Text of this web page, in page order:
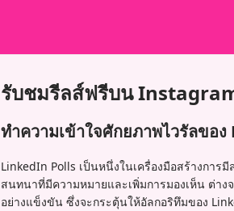
รับชมรีลส์ฟรีบน
ทำความเข้าใจศักยภาพไวรัลขอ
LinkedIn Polls เป็นหนึ่งในเครื่องมือสร้างกา
สนทนาที่มีความหมายและเพิ่มการมองเห็น ต่า
อย่างแข็งขัน ซึ่งจะกระตุ้นให้อัลกอริทึมของ